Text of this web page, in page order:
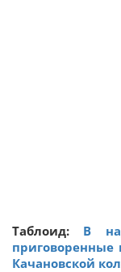
Таблоид: В
приговоренные
Качановской